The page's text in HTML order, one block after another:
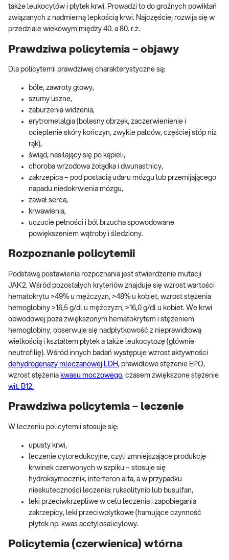
także leukocytów i płytek krwi. Prowadzi to do groźnych powikłań
związanych z nadmierną lepkością krwi. Najczęściej rozwija się w
przedziale wiekowym między 40. a 80. r.ż.
Prawdziwa policytemia – objawy
Dla policytemii prawdziwej charakterystyczne są:
bóle, zawroty głowy,
szumy uszne,
zaburzenia widzenia,
erytromelalgia (bolesny obrzęk, zaczerwienienie i
ocieplenie skóry kończyn, zwykle palców, częściej stóp niż
rąk),
świąd, nasilający się po kąpieli,
choroba wrzodowa żołądka i dwunastnicy,
zakrzepica – pod postacią udaru mózgu lub przemijającego
napadu niedokrwienia mózgu,
zawał serca,
krwawienia,
uczucie pełności i ból brzucha spowodowane
powiększeniem wątroby i śledziony.
Rozpoznanie policytemii
Podstawą postawienia rozpoznania jest stwierdzenie mutacji
JAK2. Wśród pozostałych kryteriów znajduje się wzrost wartości
hematokrytu >49% u mężczyzn, >48% u kobiet, wzrost stężenia
hemoglobiny >16,5 g/dl u mężczyzn, >16,0 g/dl u kobiet. We krwi
obwodowej poza zwiększonym hematokrytem i stężeniem
hemoglobiny, obserwuje się nadpłytkowość z nieprawidłową
wielkością i kształtem płytek a także leukocytozę (głównie
neutrofilię). Wśród innych badań występuje wzrost aktywności
dehydrogenazy mleczanowej LDH, prawidłowe stężenie EPO,
wzrost stężenia kwasu moczowego, czasem zwiększone stężenie
wit. B12.
Prawdziwa policytemia – leczenie
W leczeniu policytemii stosuje się:
upusty krwi,
leczenie cytoredukcyjne, czyli zmniejszające produkcję
krwinek czerwonych w szpiku – stosuje się
hydroksymocznik, interferon alfa, a w przypadku
nieskuteczności leczenia: ruksolitynib lub busulfan,
leki przeciwkrzepliwe w celu leczenia i zapobiegania
zakrzepicy, leki przeciwpłytkowe (hamujące czynność
płytek np. kwas acetylosalicylowy.
Policytemia (czerwienica) wtórna